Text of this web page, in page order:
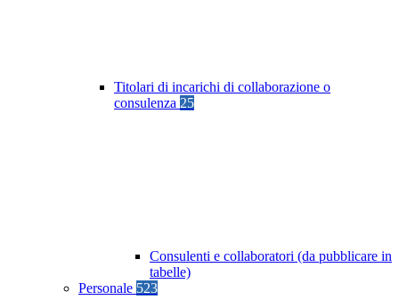
Titolari di incarichi di collaborazione o
consulenza 25
Consulenti e collaboratori (da pubblicare in
tabelle)
Personale 523